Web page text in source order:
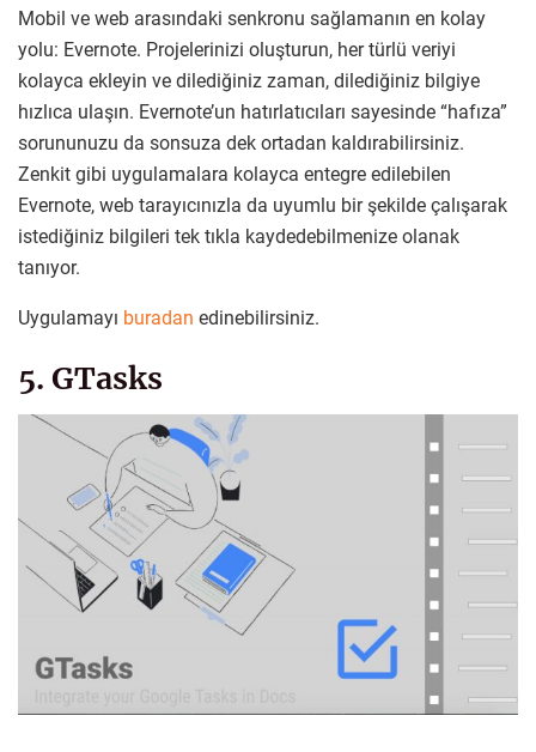
Mobil ve web arasındaki senkronu sağlamanın en kolay
yolu: Evernote. Projelerinizi oluşturun, her türlü veriyi
kolayca ekleyin ve dilediğiniz zaman, dilediğiniz bilgiye
hızlıca ulaşın. Evernote’un hatırlatıcıları sayesinde “hafıza”
sorununuzu da sonsuza dek ortadan kaldırabilirsiniz.
Zenkit gibi uygulamalara kolayca entegre edilebilen
Evernote, web tarayıcınızla da uyumlu bir şekilde çalışarak
istediğiniz bilgileri tek tıkla kaydedebilmenize olanak
tanıyor.
Uygulamayı buradan edinebilirsiniz.
5. GTasks